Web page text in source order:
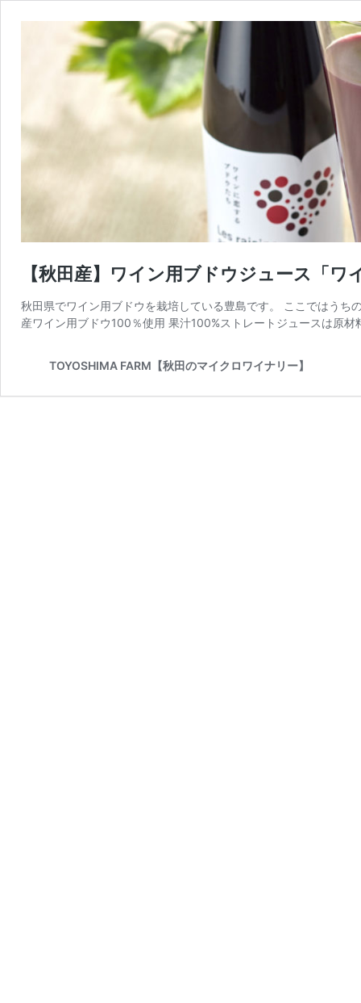
【秋田産】ワイン用ブドウジュース「
秋田県でワイン用ブドウを栽培している豊島です。 ここではう
産ワイン用ブドウ100％使用 果汁100%ストレートジュースは原
TOYOSHIMA FARM【秋田のマイクロワイナリー】